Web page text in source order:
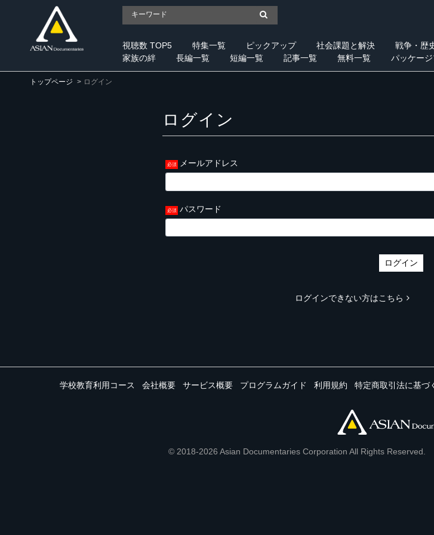
視聴数 TOP5 特集一覧 ピックアップ 社会課題と解決 戦争・歴
家族の絆
長編一覧 短編一覧 記事一覧 無料一覧 パッケー
トップページ ログイン
ログイン
メールアドレス
パスワード
ログイン
ログインできない方はこちら
学校教育利用コース 会社概要 サービス概要 プログラムガイド 利用規約 特定商取引法に基づ
© 2018-2026 Asian Documentaries Corporation All Rights Reserved.